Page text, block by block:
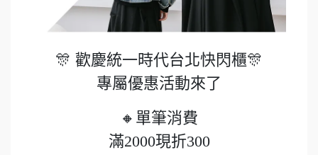
🎊 歡慶統一時代台北快閃櫃🎊
專屬優惠活動來了
🔸單筆消費
滿2000現折300